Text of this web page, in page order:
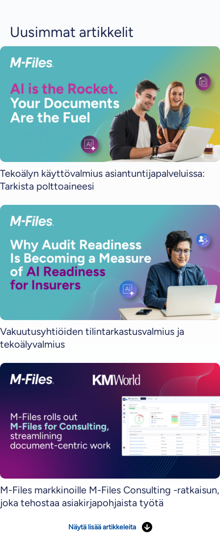
Uusimmat artikkelit
Tekoälyn käyttövalmius asiantuntijapalveluissa:
Tarkista polttoaineesi
Vakuutusyhtiöiden tilintarkastusvalmius ja
tekoälyvalmius
M-Files markkinoille M-Files Consulting -ratkaisun,
joka tehostaa asiakirjapohjaista työtä
Näytä lisää artikkeleita